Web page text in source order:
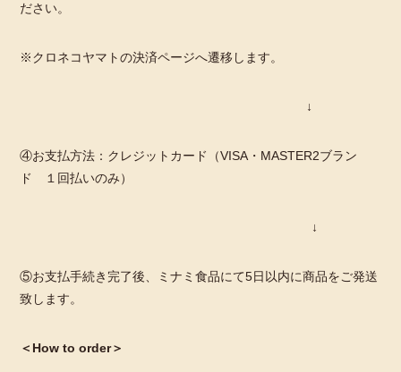
ださい。
※クロネコヤマトの決済ページへ遷移します。
↓
④お支払方法：クレジットカード（VISA・MASTER2ブラン
ド １回払いのみ）
↓
⑤お支払手続き完了後、ミナミ食品にて5日以内に商品をご発送
致します。
＜ How to order＞